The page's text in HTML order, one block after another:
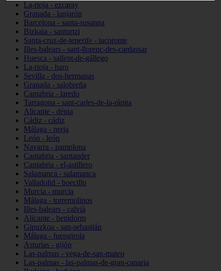
La-rioja - ezcaray
Granada - lanjarón
Barcelona - santa-susanna
Bizkaia - santurtzi
Santa-cruz-de-tenerife - tacoronte
Illes-balears - sant-llorenç-des-cardassar
Huesca - sallent-de-gállego
La-rioja - haro
Sevilla - dos-hermanas
Granada - salobreña
Cantabria - laredo
Tarragona - sant-carles-de-la-ràpita
Alicante - dénia
Cádiz - cádiz
Málaga - nerja
León - león
Navarra - pamplona
Cantabria - santander
Cantabria - el-astillero
Salamanca - salamanca
Valladolid - boecillo
Murcia - murcia
Málaga - torremolinos
Illes-balears - calvià
Alicante - benidorm
Gipuzkoa - san-sebastián
Málaga - fuengirola
Asturias - gijón
Las-palmas - vega-de-san-mateo
Las-palmas - las-palmas-de-gran-canaria